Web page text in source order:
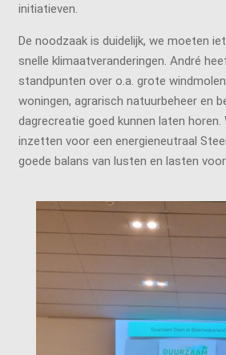
initiatieven.
De noodzaak is duidelijk, we moeten
snelle klimaatveranderingen. André
standpunten over o.a. grote
woningen, agrarisch natuurbeheer en
dagrecreatie goed kunnen laten horen.
inzetten voor een energieneutraal
goede balans van lusten en lasten voor